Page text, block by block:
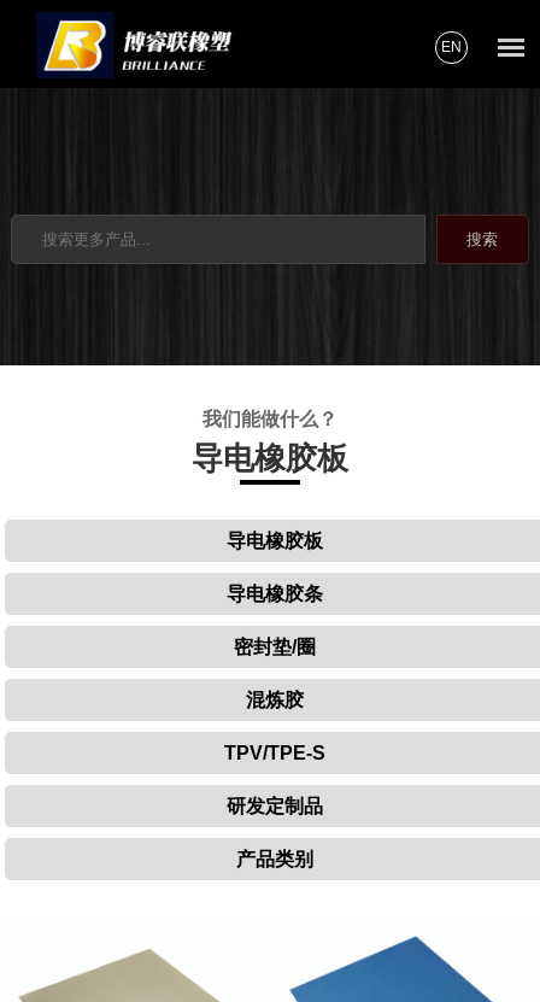
EN
我们能做什么？
导电橡胶板
导电橡胶板
导电橡胶条
密封垫/圈
混炼胶
TPV/TPE-S
研发定制品
产品类别